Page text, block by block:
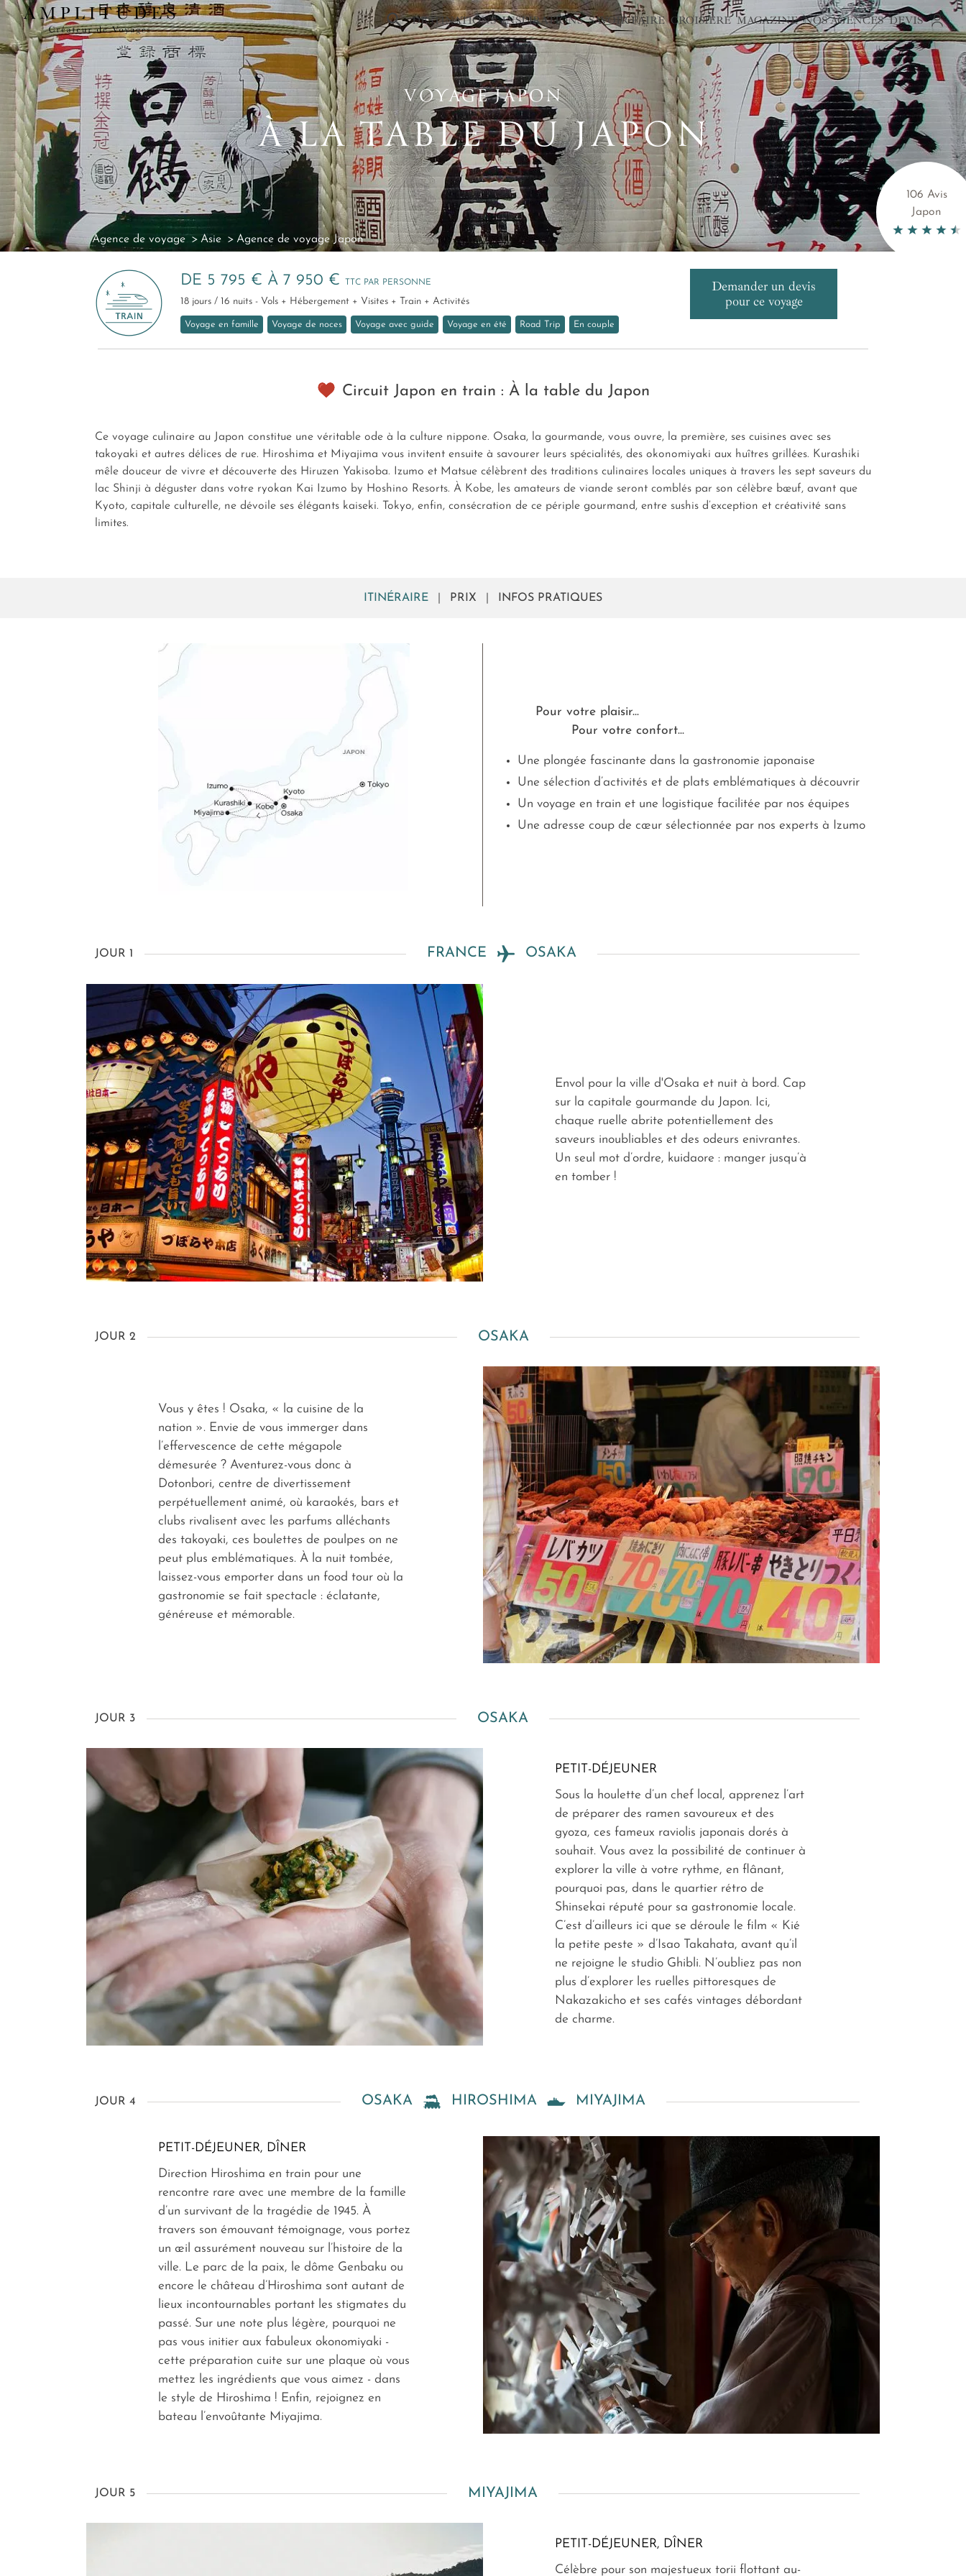
× DESTINATIONS INSPIRATIONS SAVOIR-FAIRE CROISIÈRE MAGAZINE NOS AGENCES DEVIS
VOYAGE JAPON
À LA TABLE DU JAPON
Agence de voyage Asie Agence de voyage Japon
106 Avis
Japon
DE 5 795 € À 7 950 € TTC PAR PERSONNE
18 jours / 16 nuits - Vols + Hébergement + Visites + Train + Activités
Voyage en famille Voyage de noces Voyage avec guide Voyage en été Road Trip En couple
Demander un devis
pour ce voyage
Circuit Japon en train : À la table du Japon
Ce voyage culinaire au Japon constitue une véritable ode à la culture nippone. Osaka, la gourmande, vous ouvre, la première, ses cuisines avec ses
takoyaki et autres délices de rue. Hiroshima et Miyajima vous invitent ensuite à savourer leurs spécialités, des okonomiyaki aux huîtres grillées. Kurashiki
mêle douceur de vivre et découverte des Hiruzen Yakisoba. Izumo et Matsue célèbrent des traditions culinaires locales uniques à travers les sept saveurs du
lac Shinji à déguster dans votre ryokan Kai Izumo by Hoshino Resorts. À Kobe, les amateurs de viande seront comblés par son célèbre bœuf, avant que
Kyoto, capitale culturelle, ne dévoile ses élégants kaiseki. Tokyo, enfin, consécration de ce périple gourmand, entre sushis d’exception et créativité sans
limites.
ITINÉRAIRE PRIX INFOS PRATIQUES
Pour votre plaisir...
Pour votre confort...
Une plongée fascinante dans la gastronomie japonaise
Une sélection d’activités et de plats emblématiques à découvrir
Un voyage en train et une logistique facilitée par nos équipes
Une adresse coup de cœur sélectionnée par nos experts à Izumo
JOUR 1 FRANCE OSAKA
Envol pour la ville d'Osaka et nuit à bord. Cap
sur la capitale gourmande du Japon. Ici,
chaque ruelle abrite potentiellement des
saveurs inoubliables et des odeurs enivrantes.
Un seul mot d’ordre, kuidaore : manger jusqu’à
en tomber !
JOUR 2 OSAKA
Vous y êtes ! Osaka, « la cuisine de la
nation ». Envie de vous immerger dans
l’effervescence de cette mégapole
démesurée ? Aventurez-vous donc à
Dotonbori, centre de divertissement
perpétuellement animé, où karaokés, bars et
clubs rivalisent avec les parfums alléchants
des takoyaki, ces boulettes de poulpes on ne
peut plus emblématiques. À la nuit tombée,
laissez-vous emporter dans un food tour où la
gastronomie se fait spectacle : éclatante,
généreuse et mémorable.
JOUR 3 OSAKA
PETIT-DÉJEUNER
Sous la houlette d’un chef local, apprenez l’art
de préparer des ramen savoureux et des
gyoza, ces fameux raviolis japonais dorés à
souhait. Vous avez la possibilité de continuer à
explorer la ville à votre rythme, en flânant,
pourquoi pas, dans le quartier rétro de
Shinsekai réputé pour sa gastronomie locale.
C’est d’ailleurs ici que se déroule le film « Kié
la petite peste » d’Isao Takahata, avant qu’il
ne rejoigne le studio Ghibli. N’oubliez pas non
plus d’explorer les ruelles pittoresques de
Nakazakicho et ses cafés vintages débordant
de charme.
JOUR 4 OSAKA HIROSHIMA MIYAJIMA
PETIT-DÉJEUNER, DÎNER
Direction Hiroshima en train pour une
rencontre rare avec une membre de la famille
d’un survivant de la tragédie de 1945. À
travers son émouvant témoignage, vous portez
un œil assurément nouveau sur l’histoire de la
ville. Le parc de la paix, le dôme Genbaku ou
encore le château d’Hiroshima sont autant de
lieux incontournables portant les stigmates du
passé. Sur une note plus légère, pourquoi ne
pas vous initier aux fabuleux okonomiyaki -
cette préparation cuite sur une plaque où vous
mettez les ingrédients que vous aimez - dans
le style de Hiroshima ! Enfin, rejoignez en
bateau l’envoûtante Miyajima.
JOUR 5 MIYAJIMA
PETIT-DÉJEUNER, DÎNER
Célèbre pour son majestueux torii flottant au-